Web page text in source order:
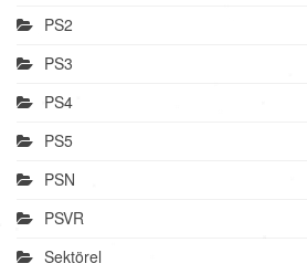
PS2
PS3
PS4
PS5
PSN
PSVR
Sektörel